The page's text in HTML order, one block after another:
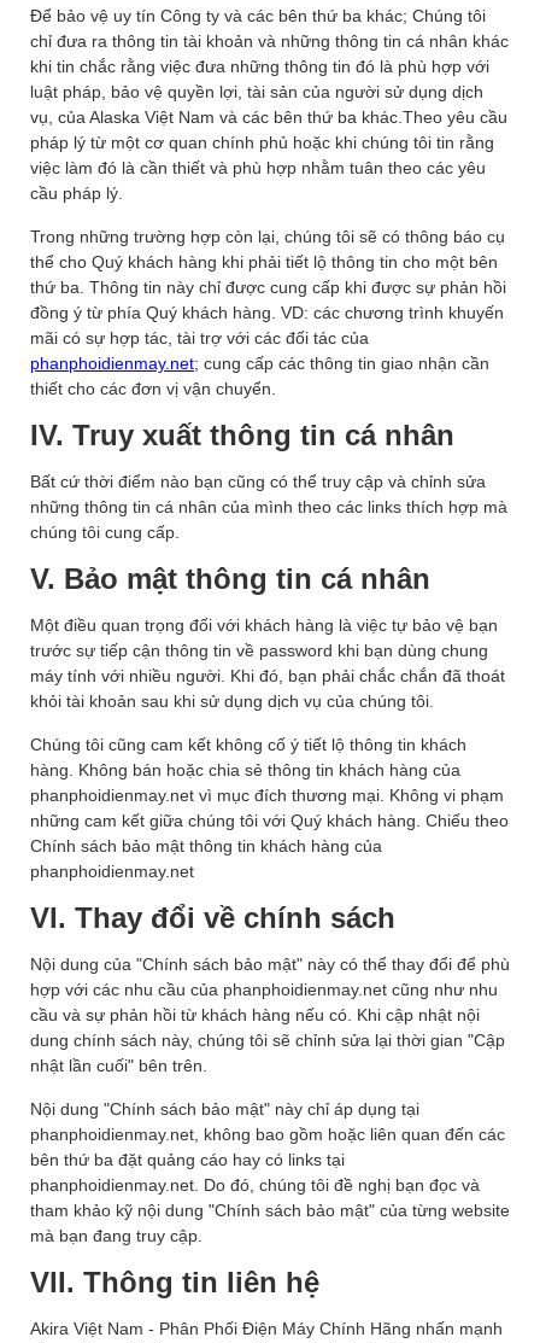
Để bảo vệ uy tín Công ty và các bên thứ ba khác; Chúng tôi
chỉ đưa ra thông tin tài khoản và những thông tin cá nhân khác
khi tin chắc rằng việc đưa những thông tin đó là phù hợp với
luật pháp, bảo vệ quyền lợi, tài sản của người sử dụng dịch
vụ, của Alaska Việt Nam và các bên thứ ba khác.Theo yêu cầu
pháp lý từ một cơ quan chính phủ hoặc khi chúng tôi tin rằng
việc làm đó là cần thiết và phù hợp nhằm tuân theo các yêu
cầu pháp lý.
Trong những trường hợp còn lại, chúng tôi sẽ có thông báo cụ
thể cho Quý khách hàng khi phải tiết lộ thông tin cho một bên
thứ ba. Thông tin này chỉ được cung cấp khi được sự phản hồi
đồng ý từ phía Quý khách hàng. VD: các chương trình khuyến
mãi có sự hợp tác, tài trợ với các đối tác của
phanphoidienmay.net; cung cấp các thông tin giao nhận cần
thiết cho các đơn vị vận chuyển.
IV. Truy xuất thông tin cá nhân
Bất cứ thời điểm nào bạn cũng có thể truy cập và chỉnh sửa
những thông tin cá nhân của mình theo các links thích hợp mà
chúng tôi cung cấp.
V. Bảo mật thông tin cá nhân
Một điều quan trọng đối với khách hàng là việc tự bảo vệ bạn
trước sự tiếp cận thông tin về password khi bạn dùng chung
máy tính với nhiều người. Khi đó, bạn phải chắc chắn đã thoát
khỏi tài khoản sau khi sử dụng dịch vụ của chúng tôi.
Chúng tôi cũng cam kết không cố ý tiết lộ thông tin khách
hàng. Không bán hoặc chia sẻ thông tin khách hàng của
phanphoidienmay.net vì mục đích thương mại. Không vi phạm
những cam kết giữa chúng tôi với Quý khách hàng. Chiếu theo
Chính sách bảo mật thông tin khách hàng của
phanphoidienmay.net
VI. Thay đổi về chính sách
Nội dung của "Chính sách bảo mật" này có thể thay đổi để phù
hợp với các nhu cầu của phanphoidienmay.net cũng như nhu
cầu và sự phản hồi từ khách hàng nếu có. Khi cập nhật nội
dung chính sách này, chúng tôi sẽ chỉnh sửa lại thời gian "Cập
nhật lần cuối" bên trên.
Nội dung "Chính sách bảo mật" này chỉ áp dụng tại
phanphoidienmay.net, không bao gồm hoặc liên quan đến các
bên thứ ba đặt quảng cáo hay có links tại
phanphoidienmay.net. Do đó, chúng tôi đề nghị bạn đọc và
tham khảo kỹ nội dung "Chính sách bảo mật" của từng website
mà bạn đang truy cập.
VII. Thông tin liên hệ
Akira Việt Nam - Phân Phối Điện Máy Chính Hãng nhấn mạnh